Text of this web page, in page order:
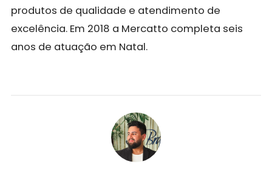
produtos de qualidade e atendimento de
excelência. Em 2018 a Mercatto completa seis
anos de atuação em Natal.